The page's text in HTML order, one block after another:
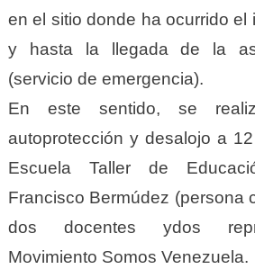
en el sitio donde ha ocurrido el
y hasta la llegada de la
(servicio de emergencia).
En este sentido, se
autoprotección y desalojo a
Escuela Taller de
Francisco Bermúdez (persona
dos docentes ydos
Movimiento Somos Venezuela.